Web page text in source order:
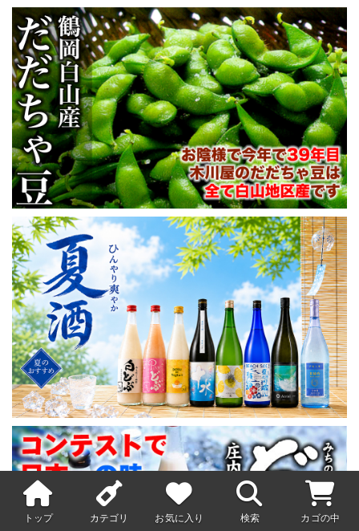
トップ カテゴリ お気に入り 検索 カゴの中